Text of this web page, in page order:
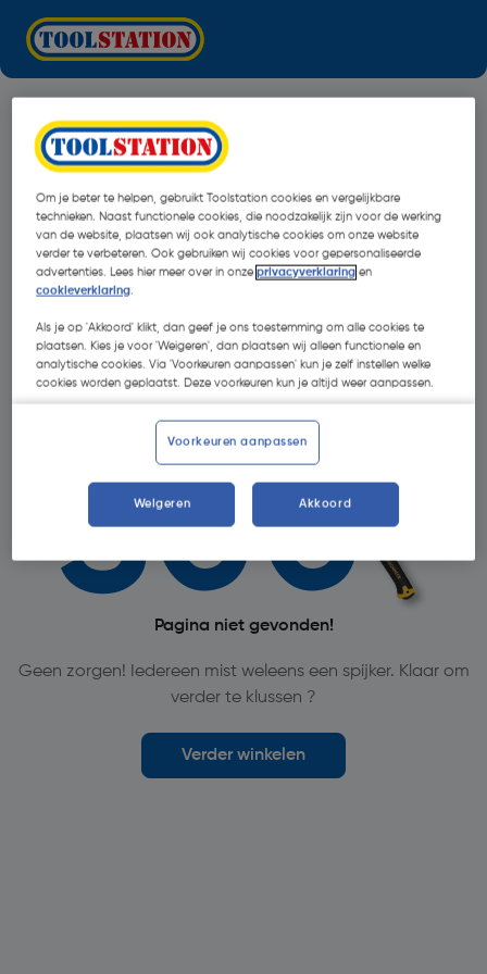
Oops!
Pagina niet gevonden!
Geen zorgen! Iedereen mist weleens een spijker. Klaar om
verder te klussen ?
Verder winkelen
Om je beter te helpen, gebruikt Toolstation cookies en vergelijkbare
technieken. Naast functionele cookies, die noodzakelijk zijn voor de werking
van de website, plaatsen wij ook analytische cookies om onze website
verder te verbeteren. Ook gebruiken wij cookies voor gepersonaliseerde
advertenties. Lees hier meer over in onzeprivacyverklaring en
cookieverklaring.
Als je op 'Akkoord' klikt, dan geef je ons toestemming om alle cookies te
plaatsen. Kies je voor 'Weigeren', dan plaatsen wij alleen functionele en
analytische cookies. Via 'Voorkeuren aanpassen' kun je zelf instellen welke
cookies worden geplaatst. Deze voorkeuren kun je altijd weer aanpassen.
Voorkeuren aanpassen
Weigeren Akkoord